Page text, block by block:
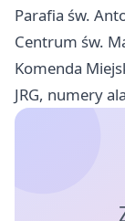
Parafia św.
Centrum św.
Komenda
JRG, numery